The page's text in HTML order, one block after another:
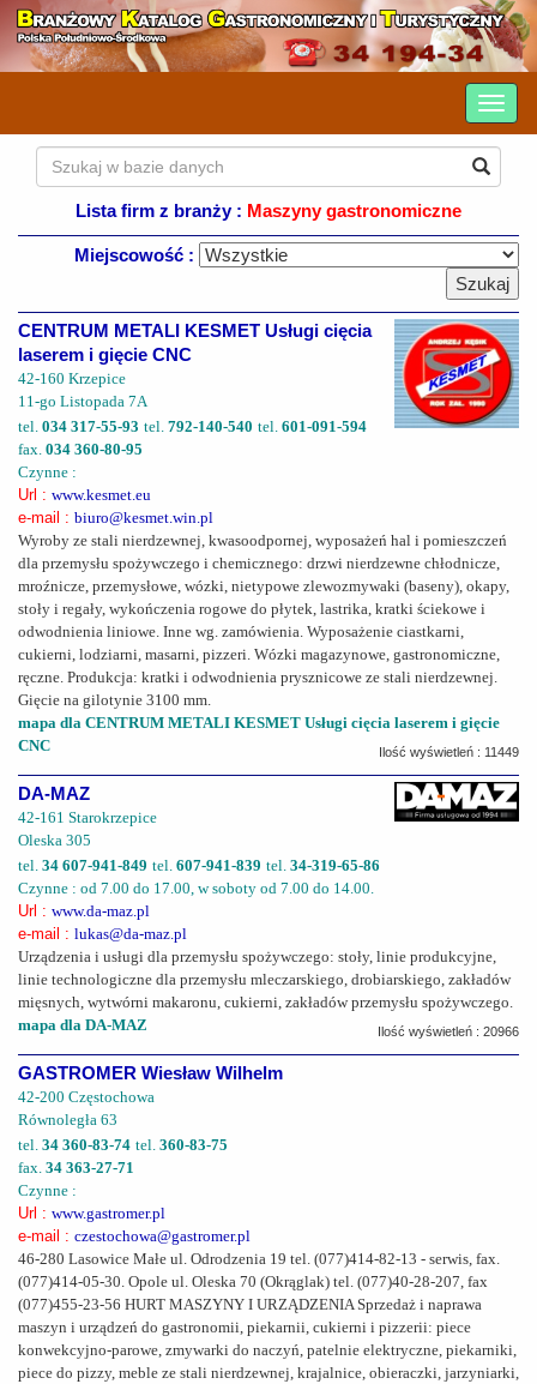
Lista firm z branży : Maszyny gastronomiczne
Miejscowość :
CENTRUM METALI KESMET Usługi cięcia
laserem i gięcie CNC
42-160 Krzepice
11-go Listopada 7A
tel. 034 317-55-93 tel. 792-140-540 tel. 601-091-594
fax. 034 360-80-95
Czynne :
Url : www.kesmet.eu
e-mail : biuro@kesmet.win.pl
Wyroby ze stali nierdzewnej, kwasoodpornej, wyposażeń hal i pomieszczeń
dla przemysłu spożywczego i chemicznego: drzwi nierdzewne chłodnicze,
mroźnicze, przemysłowe, wózki, nietypowe zlewozmywaki (baseny), okapy,
stoły i regały, wykończenia rogowe do płytek, lastrika, kratki ściekowe i
odwodnienia liniowe. Inne wg. zamówienia. Wyposażenie ciastkarni,
cukierni, lodziarni, masarni, pizzeri. Wózki magazynowe, gastronomiczne,
ręczne. Produkcja: kratki i odwodnienia prysznicowe ze stali nierdzewnej.
Gięcie na gilotynie 3100 mm.
mapa dla CENTRUM METALI KESMET Usługi cięcia laserem i gięcie
CNC
Ilość wyświetleń : 11449
DA-MAZ
42-161 Starokrzepice
Oleska 305
tel. 34 607-941-849 tel. 607-941-839 tel. 34-319-65-86
Czynne : od 7.00 do 17.00, w soboty od 7.00 do 14.00.
Url : www.da-maz.pl
e-mail : lukas@da-maz.pl
Urządzenia i usługi dla przemysłu spożywczego: stoły, linie produkcyjne,
linie technologiczne dla przemysłu mleczarskiego, drobiarskiego, zakładów
mięsnych, wytwórni makaronu, cukierni, zakładów przemysłu spożywczego.
mapa dla DA-MAZ
Ilość wyświetleń : 20966
GASTROMER Wiesław Wilhelm
42-200 Częstochowa
Równoległa 63
tel. 34 360-83-74 tel. 360-83-75
fax. 34 363-27-71
Czynne :
Url : www.gastromer.pl
e-mail : czestochowa@gastromer.pl
46-280 Lasowice Małe ul. Odrodzenia 19 tel. (077)414-82-13 - serwis, fax.
(077)414-05-30. Opole ul. Oleska 70 (Okrąglak) tel. (077)40-28-207, fax
(077)455-23-56 HURT MASZYNY I URZĄDZENIA Sprzedaż i naprawa
maszyn i urządzeń do gastronomii, piekarnii, cukierni i pizzerii: piece
konwekcyjno-parowe, zmywarki do naczyń, patelnie elektryczne, piekarniki,
piece do pizzy, meble ze stali nierdzewnej, krajalnice, obieraczki, jarzyniarki,